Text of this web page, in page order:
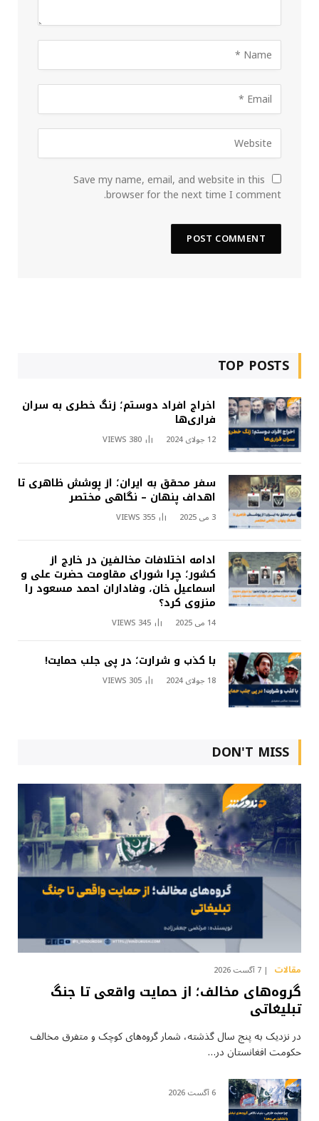
Save my name, email, and website in this
browser for the next time I comment.
TOP POSTS
اخراج افراد دوستم؛ زنگ خطری به سران
فراری‌ها
12 جولای 2024 380
VIEWS
سفر محقق به ایران؛ از پوشش ظاهری تا
اهداف پنهان – نگاهی مختصر
3 می 2025 355
VIEWS
ادامه اختلافات مخالفین در خارج از
کشور؛ چرا شورای مقاومت حضرت علی و
اسماعیل خان، وفاداران احمد مسعود را
منزوی کرد؟
14 می 2025 345
VIEWS
با کذب و شرارت؛ در پی جلب حمایت!
18 جولای 2024 305
VIEWS
DON'T MISS
مقالات 7 آگست 2026
گروه‌های مخالف؛ از حمایت واقعی تا جنگ
تبلیغاتی
در نزدیک به پنج سال گذشته، شمار گروه‌های کوچک و متفرق مخالف
حکومت افغانستان در…
6 آگست 2026